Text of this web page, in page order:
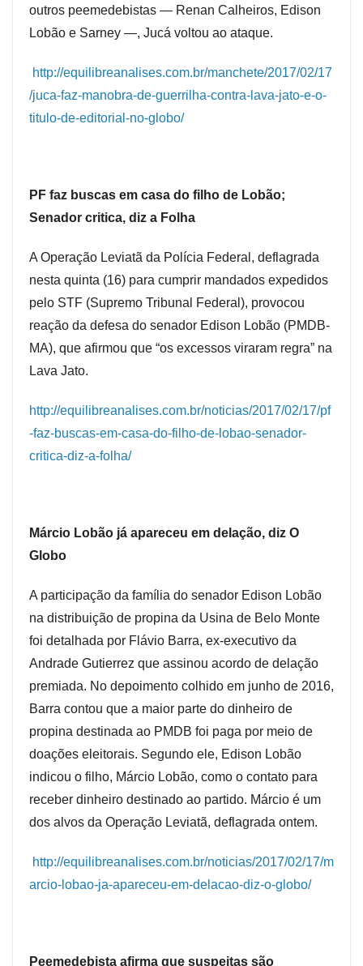
outros peemedebistas — Renan Calheiros, Edison
Lobão e Sarney —, Jucá voltou ao ataque.
http://equilibreanalises.com.br/manchete/2017/02/17
/juca-faz-manobra-de-guerrilha-contra-lava-jato-e-o-
titulo-de-editorial-no-globo/
PF faz buscas em casa do filho de Lobão;
Senador critica, diz a Folha
A Operação Leviatã da Polícia Federal, deflagrada
nesta quinta (16) para cumprir mandados expedidos
pelo STF (Supremo Tribunal Federal), provocou
reação da defesa do senador Edison Lobão (PMDB-
MA), que afirmou que “os excessos viraram regra” na
Lava Jato.
http://equilibreanalises.com.br/noticias/2017/02/17/pf
-faz-buscas-em-casa-do-filho-de-lobao-senador-
critica-diz-a-folha/
Márcio Lobão já apareceu em delação, diz O
Globo
A participação da família do senador Edison Lobão
na distribuição de propina da Usina de Belo Monte
foi detalhada por Flávio Barra, ex-executivo da
Andrade Gutierrez que assinou acordo de delação
premiada. No depoimento colhido em junho de 2016,
Barra contou que a maior parte do dinheiro de
propina destinada ao PMDB foi paga por meio de
doações eleitorais. Segundo ele, Edison Lobão
indicou o filho, Márcio Lobão, como o contato para
receber dinheiro destinado ao partido. Márcio é um
dos alvos da Operação Leviatã, deflagrada ontem.
http://equilibreanalises.com.br/noticias/2017/02/17/m
arcio-lobao-ja-apareceu-em-delacao-diz-o-globo/
Peemedebista afirma que suspeitas são